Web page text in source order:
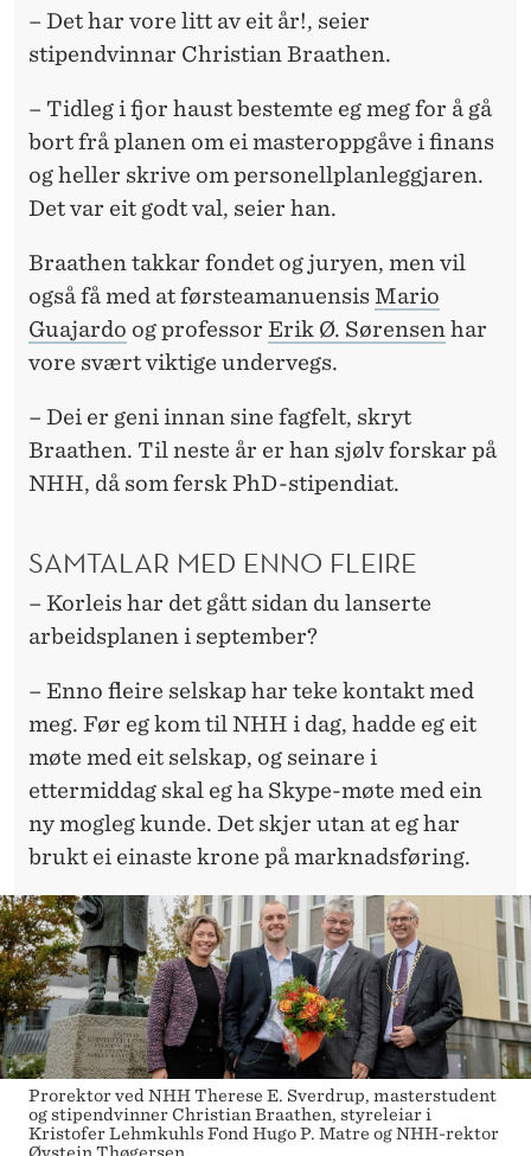
– Det har vore litt av eit år!, seier
stipendvinnar Christian Braathen.
– Tidleg i fjor haust bestemte eg meg for å gå
bort frå planen om ei masteroppgåve i finans
og heller skrive om personellplanleggjaren.
Det var eit godt val, seier han.
Braathen takkar fondet og juryen, men vil
også få med at førsteamanuensisMario
Guajardo og professor Erik Ø. Sørensenhar
vore svært viktige undervegs.
– Dei er geni innan sine fagfelt, skryt
Braathen. Til neste år er han sjølv forskar på
NHH, då som fersk PhD-stipendiat.
SAMTALAR MED ENNO FLEIRE
– Korleis har det gått sidan du lanserte
arbeidsplanen i september?
– Enno fleire selskap har teke kontakt med
meg. Før eg kom til NHH i dag, hadde eg eit
møte med eit selskap, og seinare i
ettermiddag skal eg ha Skype-møte med ein
ny mogleg kunde. Det skjer utan at eg har
brukt ei einaste krone på marknadsføring.
Prorektor ved NHH Therese E. Sverdrup, masterstudent
og stipendvinner Christian Braathen, styreleiar i
Kristofer Lehmkuhls Fond Hugo P. Matre og NHH-rektor
Øystein Thøgersen.